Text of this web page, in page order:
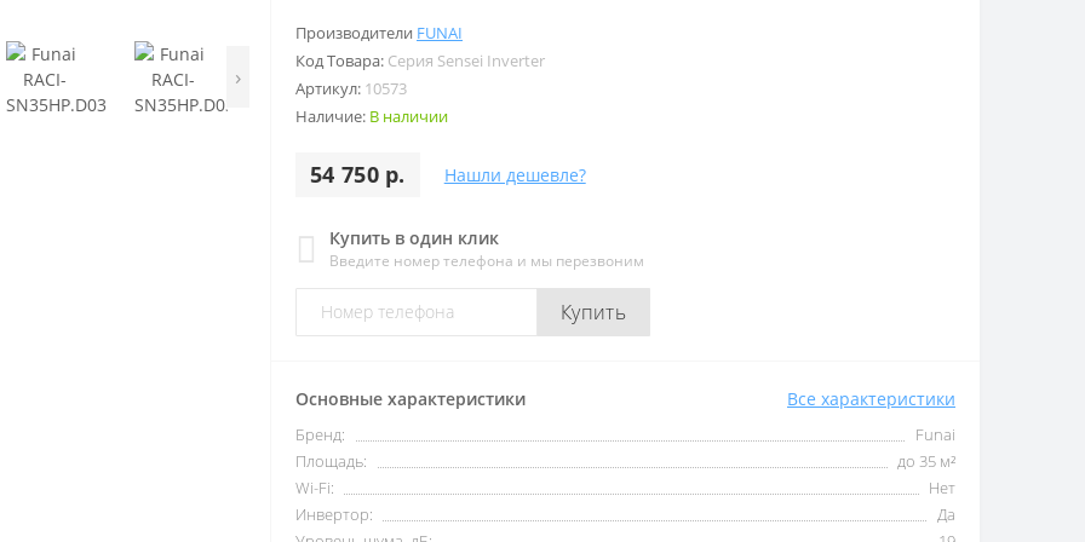
›
Производители FUNAI
Код Товара: Серия Sensei Inverter
Артикул: 10573
Наличие: В наличии
54 750 р. Нашли дешевле?
Купить в один клик
Введите номер телефона и мы перезвоним
Купить
Основные характеристики Все характеристики
Бренд:
Funai
Площадь:
до 35 м²
Wi-Fi:
Нет
Инвертор:
Да